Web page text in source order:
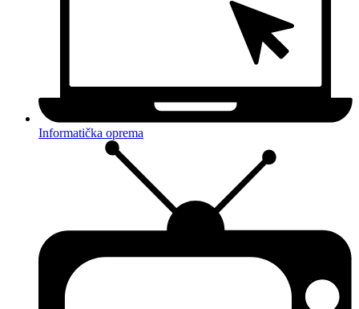
Informatička oprema